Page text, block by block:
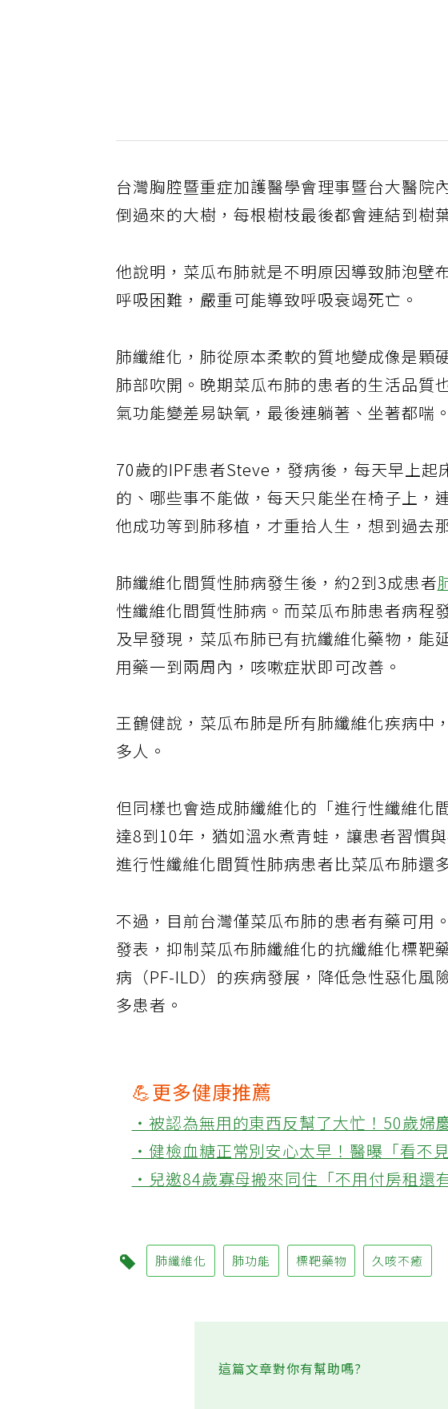
台灣胸腔暨重症加護醫學會理事暨台大醫院
倒過來的大樹，每根樹枝最後都會連結到樹
他說明，菜瓜布肺就是不明原因導致肺泡壁
呼吸困難，嚴重可能導致呼吸衰竭死亡。
肺纖維化，肺從原本柔軟的質地變成像是顆
肺部吹開。晚期菜瓜布肺的患者的生活品質
氣功能變差易缺氧，最後連躺著、坐著都喘。
70歲的IPF患者Steve，發病後，每天早上
的、哪些事不能做，每天只能坐在椅子上，
他成功等到肺移植，才重拾人生，想到過去
肺纖維化間質性肺病發生後，約2到3成患者
性纖維化間質性肺病。而菜瓜布肺患者病程
及早發現，菜瓜布肺已有抗纖維化藥物，能
用藥一到兩周內，咳嗽症狀即可改善。
王鶴健說，菜瓜布肺是所有肺纖維化疾病中
多人。
但同樣也會造成肺纖維化的「進行性纖維化
達8到10年，猶如溫水煮青蛙，讓患者習慣
進行性纖維化間質性肺病患者比菜瓜布肺還
不過，目前台灣僅菜瓜布肺的患者有藥可用
發表，抑制菜瓜布肺纖維化的抗纖維化標靶
病（PF-ILD）的疾病發展，降低急性惡化風
多患者。
💪更多健康推薦
‧被認為無用的東西反幫了大忙！50歲婦
‧健檢血糖正常別安心太早！醫曝「看不
‧兒邀84歲寡母搬來同住「不用付房租還
肺纖維化 肺功能 標靶藥物 久咳不癒